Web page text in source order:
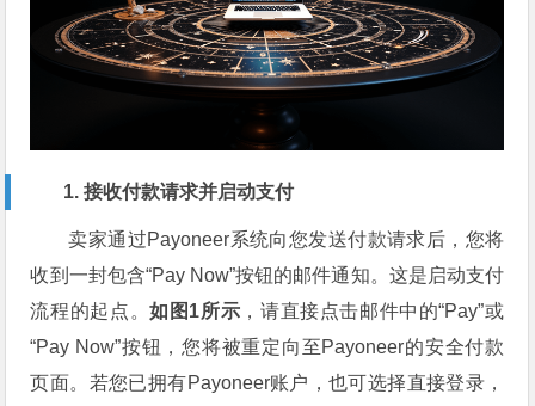
1. 接收付款请求并启动支付
卖家通过Payoneer系统向您发送付款请求后，您将
收到一封包含“Pay Now”按钮的邮件通知。这是启动支付
流程的起点。如图1所示 ，请直接点击邮件中的“Pay”或
“Pay Now”按钮，您将被重定向至Payoneer的安全付款
页面。若您已拥有Payoneer账户，也可选择直接登录，